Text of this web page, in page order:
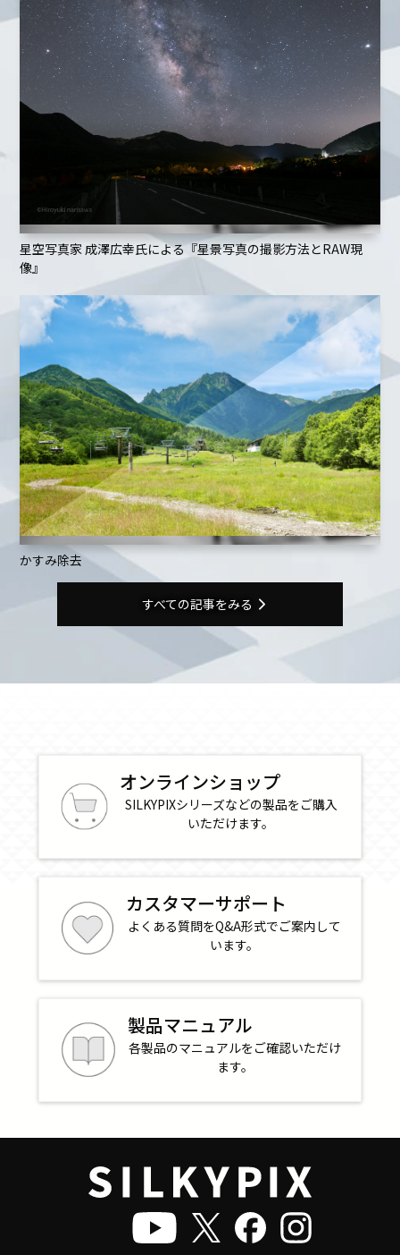
星空写真家 成澤広幸氏による『星景写真の撮影方法とRAW現
像』
かすみ除去
すべての記事をみる
オンラインショップ
SILKYPIXシリーズなどの製品をご購入
いただけます。
カスタマーサポート
よくある質問をQ&A形式でご案内して
います。
製品マニュアル
各製品のマニュアルをご確認いただけ
ます。